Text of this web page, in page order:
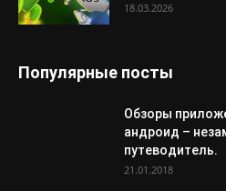
18.03.2026
Популярные посты
Обзоры
андроид –
путеводитель.
21.01.2018